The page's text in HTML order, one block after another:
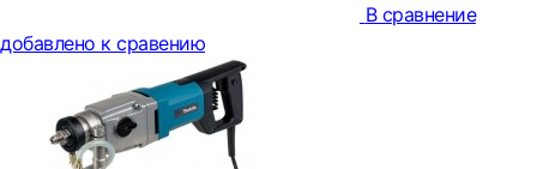
В сравнение
добавлено к сравению